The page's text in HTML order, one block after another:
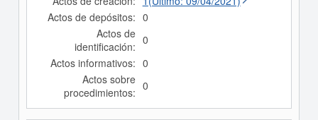
Actos de depósitos: 0
Actos de
identificación: 0
Actos informativos: 0
Actos sobre
procedimientos: 0